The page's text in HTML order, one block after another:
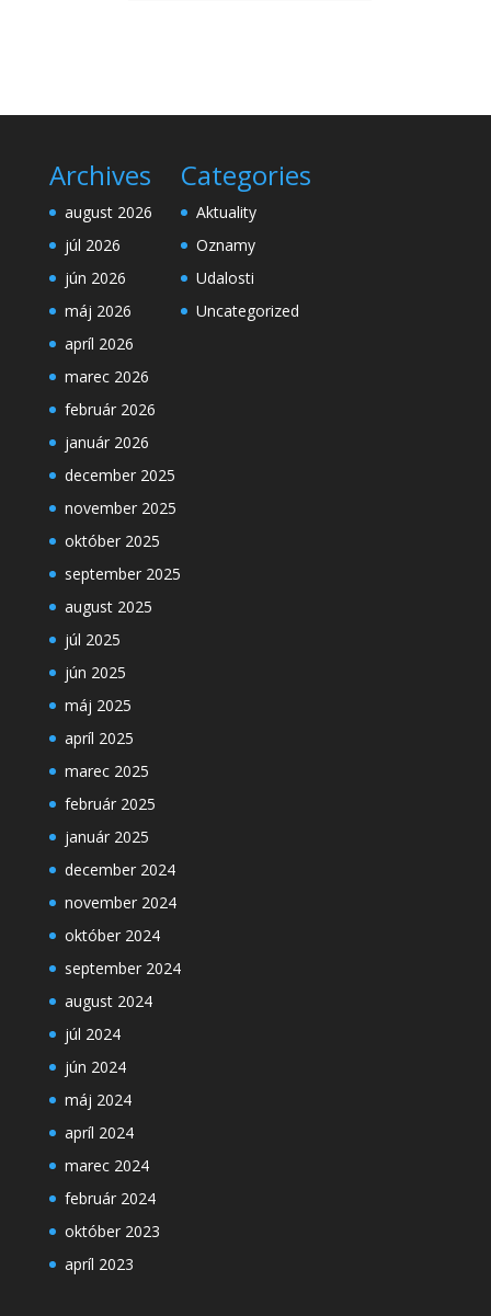
Archives
august 2026
júl 2026
jún 2026
máj 2026
apríl 2026
marec 2026
február 2026
január 2026
december 2025
november 2025
október 2025
september 2025
august 2025
júl 2025
jún 2025
máj 2025
apríl 2025
marec 2025
február 2025
január 2025
december 2024
november 2024
október 2024
september 2024
august 2024
júl 2024
jún 2024
máj 2024
apríl 2024
marec 2024
február 2024
október 2023
apríl 2023
Categories
Aktuality
Oznamy
Udalosti
Uncategorized